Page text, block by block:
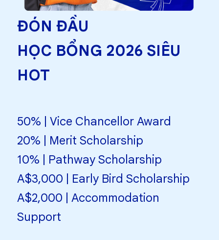
ĐÓN ĐẦU
HỌC BỔNG 2026 SIÊU
HOT
50% | Vice Chancellor Award
20% | Merit Scholarship
10% | Pathway Scholarship
A$3,000 | Early Bird Scholarship
A$2,000 | Accommodation
Support